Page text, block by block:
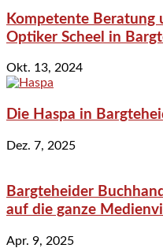
Kompetente Beratung
Optiker Scheel in
Okt. 13, 2024
Die Haspa in
Dez. 7, 2025
Bargteheider
auf die ganze
Apr. 9, 2025